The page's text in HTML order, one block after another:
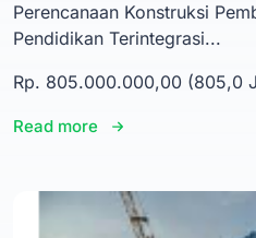
Perencanaan Konstruksi
Pendidikan Terintegrasi...
Rp. 805.000.000,00 (805,0
Read more